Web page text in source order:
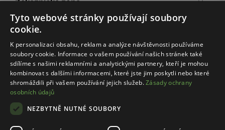
Společnost Wojas
Rady
Tyto webové stránky používají soubory
cookie.
K personalizaci obsahu, reklam a analýze návštěvnosti používáme
soubory cookie. Informace o vašem používání našich stránek také
sdílíme s našimi reklamními a analytickými partnery, kteří je mohou
kombinovat s dalšími informacemi, které jste jim poskytli nebo které
shromáždili při vašem používání jejich služeb.Zásady ochrany
osobních údajů
NEZBYTNĚ NUTNÉ SOUBORY